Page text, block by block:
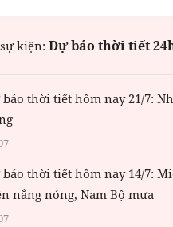
kiện: Dự báo thời tiết
báo thời tiết hôm nay 21/7:
báo thời tiết hôm nay 14/7:
nắng nóng, Nam Bộ mưa